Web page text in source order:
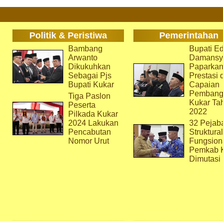
Politik & Peristiwa Pemerintahan
Bambang
Arwanto
Dikukuhkan
Sebagai Pjs
Bupati Kukar
Tiga Paslon
Peserta
Pilkada Kukar
2024 Lakukan
Pencabutan
Nomor Urut
Bupati
Paparkan
Prestasi
Capaian
Kukar
2022
32
Pemkab
Dimutasi